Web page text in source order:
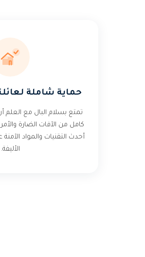
حماية شاملة
تمتع بسلام البال مع
كامل من الآفات الضارة
أحدث التقنيات والمواد
الأليفة.